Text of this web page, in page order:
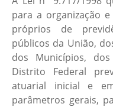
para a organização
próprios de
públicos da União,
dos Municípios,
Distrito Federal
atuarial inicial e
parâmetros gerais,